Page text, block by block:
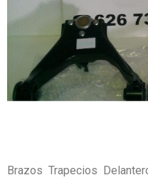
Brazos Trapecios